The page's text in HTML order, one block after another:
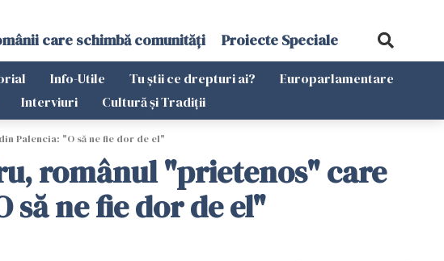
care schimbă comunități Proiecte Speciale
Info-Utile Tu știi ce drepturi ai?
Europarlamentare
Interviuri Cultură și Tradiții
Palencia: "O să ne fie dor de el"
românul "prietenos" care
ne fie dor de el"